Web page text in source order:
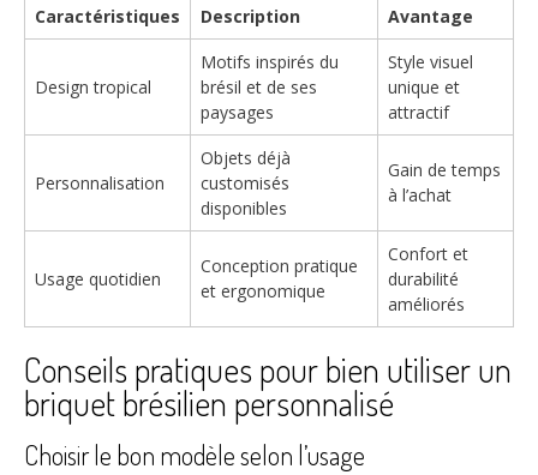
Caractéristiques Description Avantage
Design tropical
Motifs inspirés du
brésil et de ses
paysages
Style visuel
unique et
attractif
Personnalisation
Objets déjà
customisés
disponibles
Gain de temps
à l’achat
Usage quotidien
Conception pratique
et ergonomique
Confort et
durabilité
améliorés
Conseils pratiques pour bien utiliser un
briquet brésilien personnalisé
Choisir le bon modèle selon l’usage